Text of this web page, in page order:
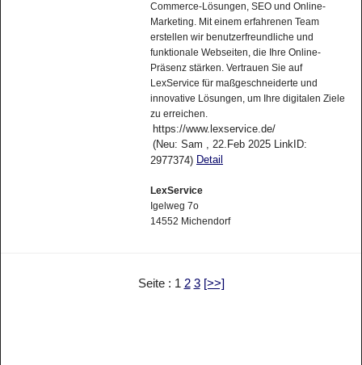
Commerce-Lösungen, SEO und Online-
Marketing. Mit einem erfahrenen Team
erstellen wir benutzerfreundliche und
funktionale Webseiten, die Ihre Online-
Präsenz stärken. Vertrauen Sie auf
LexService für maßgeschneiderte und
innovative Lösungen, um Ihre digitalen Ziele
zu erreichen.
https://www.lexservice.de/
(Neu: Sam , 22.Feb 2025 LinkID:
2977374) Detail
LexService
Igelweg 7o
14552 Michendorf
Seite : 1 2 3 [>>]